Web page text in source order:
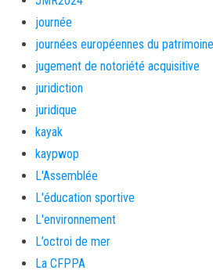
journée
journées européennes du patrimoine
jugement de notoriété acquisitive
juridiction
juridique
kayak
kaypwop
L'Assemblée
L'éducation sportive
L'environnement
L’octroi de mer
La CFPPA